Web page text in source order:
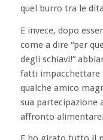
quel burro tra le
E invece, dopo
come a dire “per
degli schiavi!”
fatti impacchettare
qualche amico
sua partecipazione
affronto